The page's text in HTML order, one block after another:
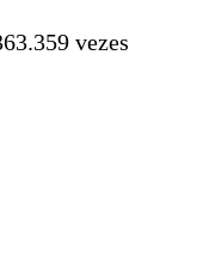
vezes